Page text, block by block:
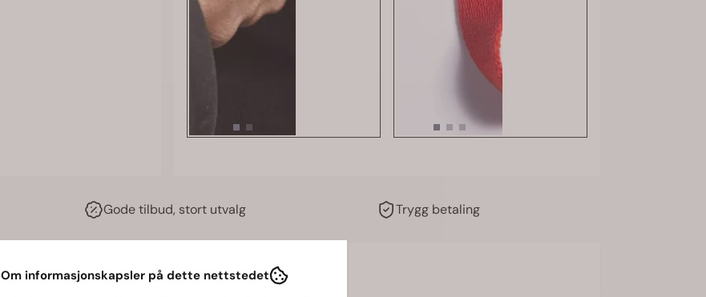
Gode tilbud, stort utvalg Trygg betaling
Om informasjonskapsler på dette nettstedet